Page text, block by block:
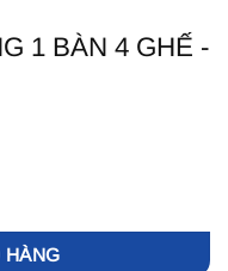
1 BÀN 4 GHẾ -
HÀNG